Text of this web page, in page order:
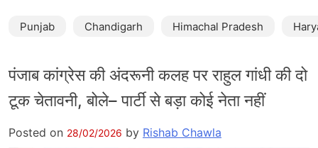
Punjab Chandigarh Himachal Pradesh
पंजाब कांग्रेस की अंदरूनी कलह पर राहुल गांधी की दो
टूक चेतावनी, बोले– पार्टी से बड़ा कोई नेता नहीं
Posted on 28/02/2026 by Rishab Chawla